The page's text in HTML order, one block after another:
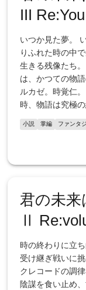
III Re:You
いつか見た夢。
りふれた時の中
生きる残像たち
は、かつての物
ルカゼ。時覚仁
時、物語は究極の
小説 掌編 ファンタ
君の未来
Ⅱ
時の終わりに立
受け継ぎ戦いに
クレコードの調
陰謀を食い止め